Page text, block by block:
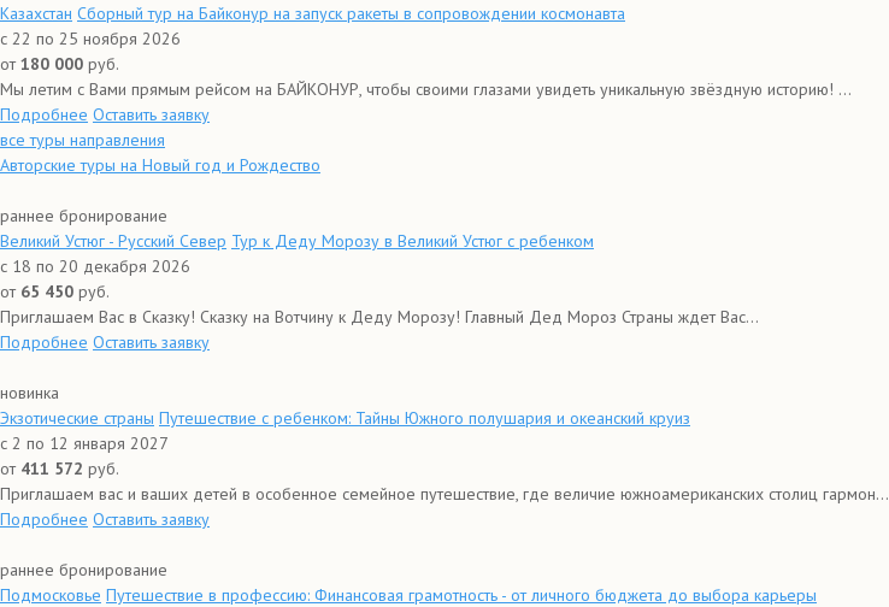
Казахстан Сборный тур на Байконур на запуск ракеты в сопровождении космонавта
с 22 по 25 ноября 2026
от180 000 руб.
Мы летим с Вами прямым рейсом на БАЙКОНУР, чтобы своими глазами увидеть уникальную звёздную историю! ...
Подробнее Оставить заявку
все туры направления
Авторские туры на Новый год и Рождество
раннее бронирование
Великий Устюг - Русский Север Тур к Деду Морозу в Великий Устюг с ребенком
с 18 по 20 декабря 2026
от 65 450 руб.
Приглашаем Вас в Сказку! Сказку на Вотчину к Деду Морозу! Главный Дед Мороз Страны ждет Вас...
Подробнее Оставить заявку
новинка
Экзотические страны Путешествие с ребенком: Тайны Южного полушария и океанский круиз
с 2 по 12 января 2027
от 411 572 руб.
Приглашаем вас и ваших детей в особенное семейное путешествие, где величие южноамериканских столиц гармон...
Подробнее Оставить заявку
раннее бронирование
Подмосковье Путешествие в профессию: Финансовая грамотность - от личного бюджета до выбора карьеры